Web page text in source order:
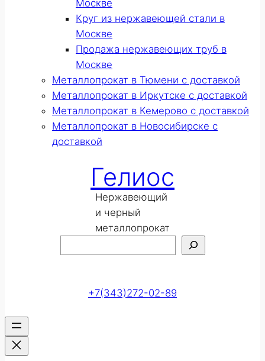
Москве
Круг из нержавеющей стали в
Москве
Продажа нержавеющих труб в
Москве
Металлопрокат в Тюмени с доставкой
Металлопрокат в Иркутске с доставкой
Металлопрокат в Кемерово с доставкой
Металлопрокат в Новосибирске с
доставкой
Гелиос
Нержавеющий
и черный
металлопрокат
+7(343)272-02-89